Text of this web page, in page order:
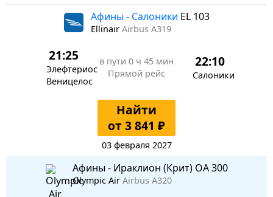
Афины - Салоники EL 103
Ellinair Airbus A319
21:25
Элефтериос
Веницелос
в пути 0 ч 45 мин
Прямой рейс
22:10
Салоники
Найти
от 3 841 ₽
03 февраля 2027
Афины - Ираклион (Крит) OA 300
Olympic Air Airbus A320